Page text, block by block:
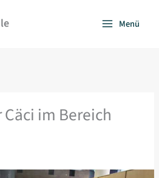
Menü
im Bereich